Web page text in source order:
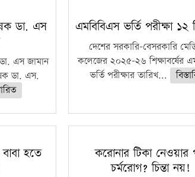
ডা. এস
এস জামান
ডা. এস.
এমবিবিএস ভর্তি পরীক্ষা ১২
দেশের সরকারি-বেসরকারি
কলেজের ২০২৫-২৬ শিক্ষাবর্ষের
ভর্তি পরীক্ষার তারিখ...
হতে
করোনার টিকা নেওয়ার
চর্মরোগ? চিন্তা নয়!